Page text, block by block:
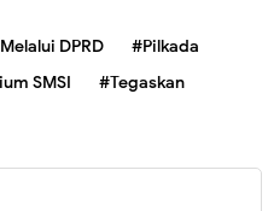
DPRD
#Pilkada
SMSI #Tegaskan